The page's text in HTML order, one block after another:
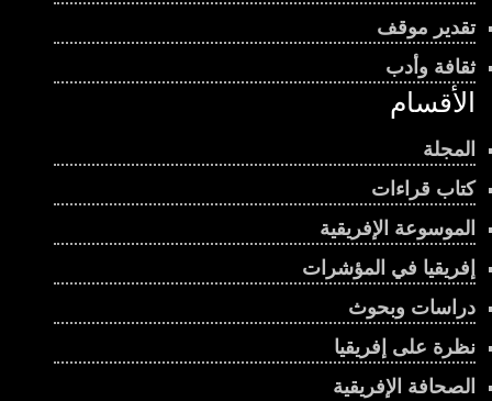
تقدير موقف
ثقافة وأدب
الأقسام
المجلة
كتاب قراءات
الموسوعة الإفريقية
إفريقيا في المؤشرات
دراسات وبحوث
نظرة على إفريقيا
الصحافة الإفريقية